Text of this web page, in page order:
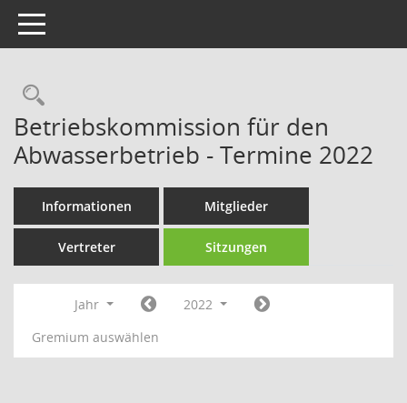
Toggle navigation
Rechercheauswahl
Betriebskommission für den
Abwasserbetrieb - Termine 2022
Informationen Mitglieder
Vertreter Sitzungen
Jahr
2022
Gremium auswählen